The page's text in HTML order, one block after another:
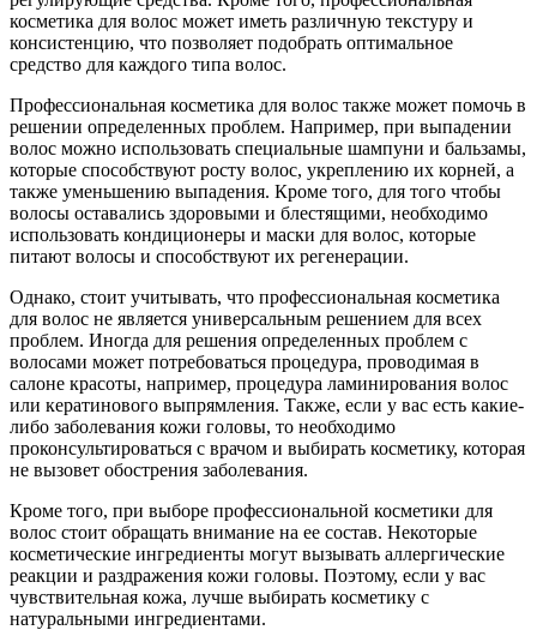
косметика для волос может иметь различную текстуру и
консистенцию, что позволяет подобрать оптимальное
средство для каждого типа волос.
Профессиональная косметика для волос также может помочь в
решении определенных проблем. Например, при выпадении
волос можно использовать специальные шампуни и бальзамы,
которые способствуют росту волос, укреплению их корней, а
также уменьшению выпадения. Кроме того, для того чтобы
волосы оставались здоровыми и блестящими, необходимо
использовать кондиционеры и маски для волос, которые
питают волосы и способствуют их регенерации.
Однако, стоит учитывать, что профессиональная косметика
для волос не является универсальным решением для всех
проблем. Иногда для решения определенных проблем с
волосами может потребоваться процедура, проводимая в
салоне красоты, например, процедура ламинирования волос
или кератинового выпрямления. Также, если у вас есть какие-
либо заболевания кожи головы, то необходимо
проконсультироваться с врачом и выбирать косметику, которая
не вызовет обострения заболевания.
Кроме того, при выборе профессиональной косметики для
волос стоит обращать внимание на ее состав. Некоторые
косметические ингредиенты могут вызывать аллергические
реакции и раздражения кожи головы. Поэтому, если у вас
чувствительная кожа, лучше выбирать косметику с
натуральными ингредиентами.